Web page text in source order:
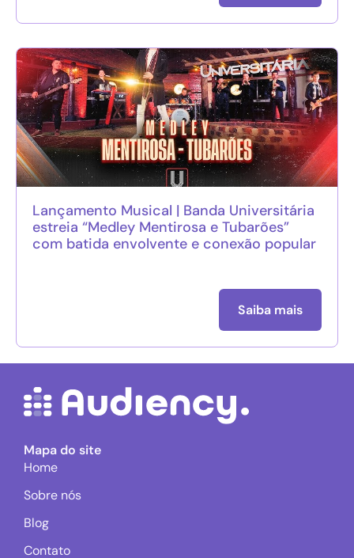
Lançamento Musical | Banda Universitária
estreia “Medley Mentirosa e Tubarões”
com batida envolvente e conexão popular
Saiba mais
Mapa do site
Home
Sobre nós
Blog
Contato